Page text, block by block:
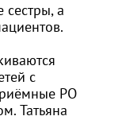
а
с
РО
Татьяна